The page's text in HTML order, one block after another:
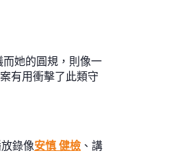
而她的圓規，則像一
有用衝擊了此類守
錄像安慎 健檢 、講